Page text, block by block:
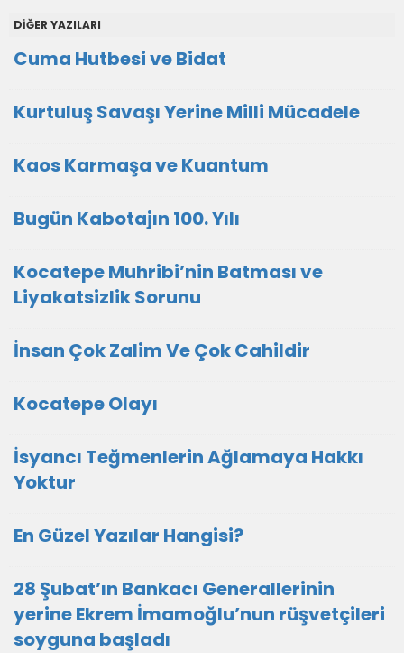
DİĞER YAZILARI
Cuma Hutbesi ve Bidat
Kurtuluş Savaşı Yerine Milli Mücadele
Kaos Karmaşa ve Kuantum
Bugün Kabotajın 100. Yılı
Kocatepe Muhribi’nin Batması ve
Liyakatsizlik Sorunu
İnsan Çok Zalim Ve Çok Cahildir
Kocatepe Olayı
İsyancı Teğmenlerin Ağlamaya Hakkı
Yoktur
En Güzel Yazılar Hangisi?
28 Şubat’ın Bankacı Generallerinin
yerine Ekrem İmamoğlu’nun rüşvetçileri
soyguna başladı